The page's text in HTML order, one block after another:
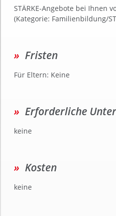
STÄRKE-Angebote bei Ihnen
(Kategorie: Familienbildung/
Fristen
Für Eltern: Keine
Erforderliche
keine
Kosten
keine